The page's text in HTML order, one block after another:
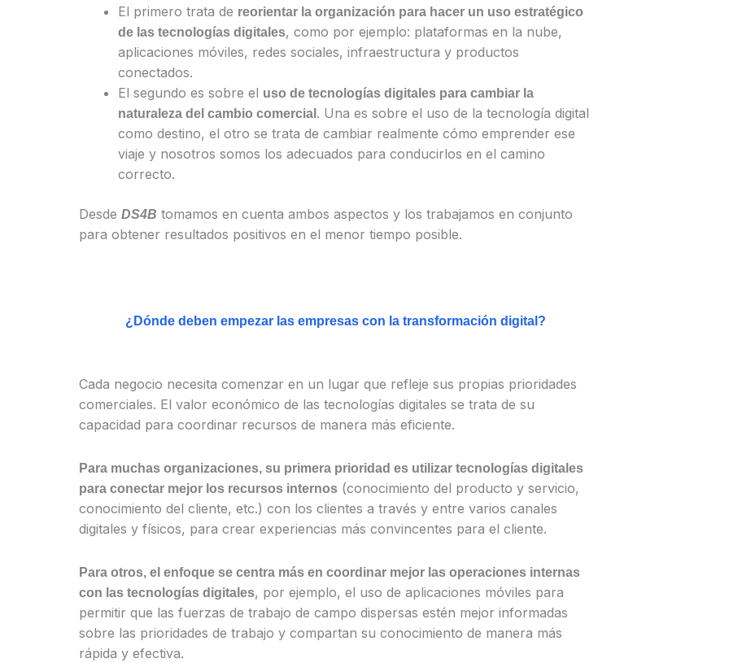
El primero trata de reorientar la organización para hacer un uso estratégico
de las tecnologías digitales, como por ejemplo: plataformas en la nube,
aplicaciones móviles, redes sociales, infraestructura y productos
conectados.
El segundo es sobre el uso de tecnologías digitales para cambiar la
naturaleza del cambio comercial . Una es sobre el uso de la tecnología digital
como destino, el otro se trata de cambiar realmente cómo emprender ese
viaje y nosotros somos los adecuados para conducirlos en el camino
correcto.
Desde DS4B tomamos en cuenta ambos aspectos y los trabajamos en conjunto
para obtener resultados positivos en el menor tiempo posible.
¿Dónde deben empezar las empresas con la transformación digital?
Cada negocio necesita comenzar en un lugar que refleje sus propias prioridades
comerciales. El valor económico de las tecnologías digitales se trata de su
capacidad para coordinar recursos de manera más eficiente.
Para muchas organizaciones, su primera prioridad es utilizar tecnologías digitales
para conectar mejor los recursos internos (conocimiento del producto y servicio,
conocimiento del cliente, etc.) con los clientes a través y entre varios canales
digitales y físicos, para crear experiencias más convincentes para el cliente.
Para otros, el enfoque se centra más en coordinar mejor las operaciones internas
con las tecnologías digitales, por ejemplo, el uso de aplicaciones móviles para
permitir que las fuerzas de trabajo de campo dispersas estén mejor informadas
sobre las prioridades de trabajo y compartan su conocimiento de manera más
rápida y efectiva.